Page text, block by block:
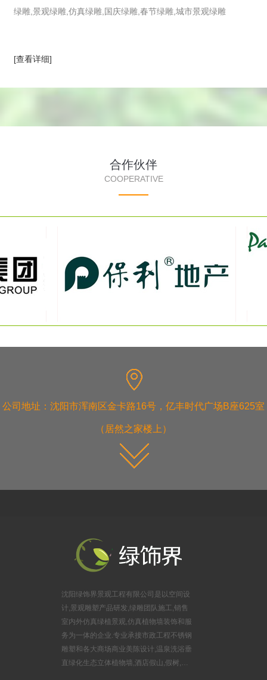
_植物绿雕工艺品-绿饰界绿植厂家
绿雕,景观绿雕,仿真绿雕,国庆绿雕,春节绿雕,城市景观绿雕
[查看详细]
合作伙伴
COOPERATIVE
公司地址：沈阳市浑南区金卡路16号，亿丰时代广场B座625室
（居然之家楼上）
沈阳绿饰界景观工程有限公司是以空间设
计,景观雕塑产品研发,绿雕团队施工,销售
室内外仿真绿植景观,仿真植物墙装饰和服
务为一体的企业.专业承接市政工程不锈钢
雕塑和各大商场商业美陈设计,温泉洗浴垂
直绿化生态立体植物墙,酒店假山,假树,婚